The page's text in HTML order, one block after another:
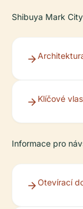
Shibuya Mark
Klíčové
Informace pro
Otevírací